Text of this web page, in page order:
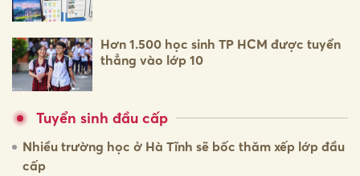
Hơn 1.500 học sinh TP HCM được tuyển
thẳng vào lớp 10
Tuyển sinh đầu cấp
Nhiều trường học ở Hà Tĩnh sẽ bốc thăm xếp lớp đầu
cấp